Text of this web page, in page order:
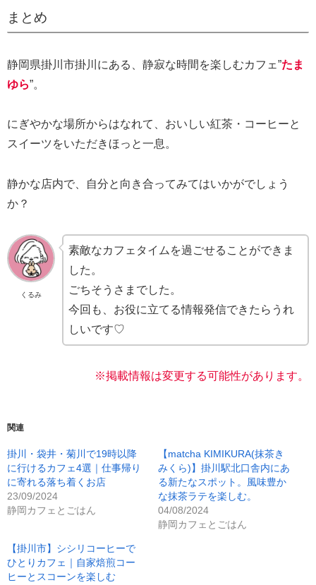
まとめ
静岡県掛川市掛川にある、静寂な時間を楽しむカフェ”たま
ゆら”。
にぎやかな場所からはなれて、おいしい紅茶・コーヒーと
スイーツをいただきほっと一息。
静かな店内で、自分と向き合ってみてはいかがでしょう
か？
くるみ
素敵なカフェタイムを過ごせることができま
した。
ごちそうさまでした。
今回も、お役に立てる情報発信できたらうれ
しいです♡
※掲載情報は変更する可能性があります。
関連
掛川・袋井・菊川で19時以降
に行けるカフェ4選｜仕事帰り
に寄れる落ち着くお店
23/09/2024
静岡カフェとごはん
【matcha KIMIKURA(抹茶き
みくら)】掛川駅北口舎内にあ
る新たなスポット。風味豊か
な抹茶ラテを楽しむ。
04/08/2024
静岡カフェとごはん
【掛川市】シシリコーヒーで
ひとりカフェ｜自家焙煎コー
ヒーとスコーンを楽しむ